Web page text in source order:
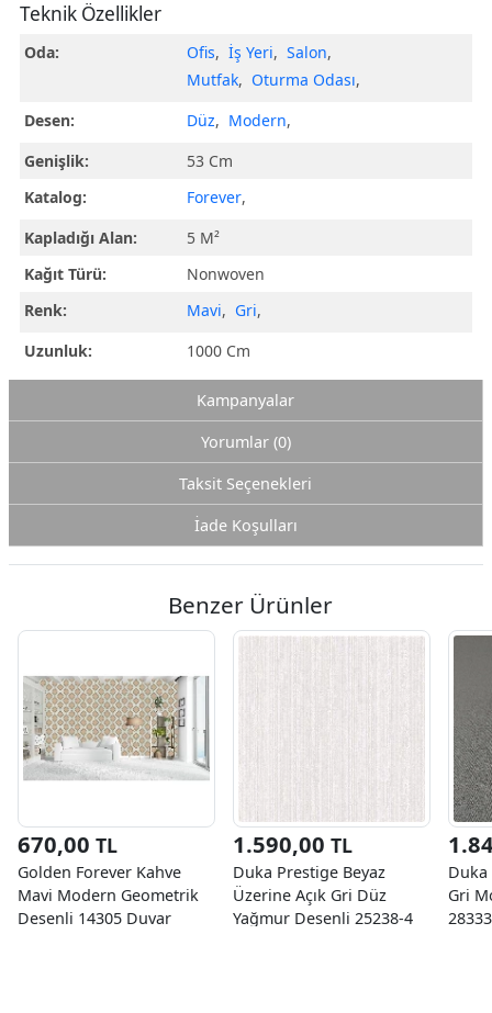
Teknik Özellikler
Oda: Ofis, İş Yeri, Salon,
Mutfak, Oturma Odası,
Desen:
Düz, Modern,
Genişlik:
53 Cm
Katalog:
Forever,
Kapladığı Alan:
5 M²
Kağıt Türü:
Nonwoven
Renk:
Mavi, Gri,
Uzunluk:
1000 Cm
Kampanyalar
Yorumlar (0)
Taksit Seçenekleri
İade Koşulları
Benzer Ürünler
670,00 TL
Golden Forever Kahve
Mavi Modern Geometrik
Desenli 14305 Duvar
1.590,00 TL
Duka Prestige Beyaz
Üzerine Açık Gri Düz
Yağmur Desenli 25238-4
Gri